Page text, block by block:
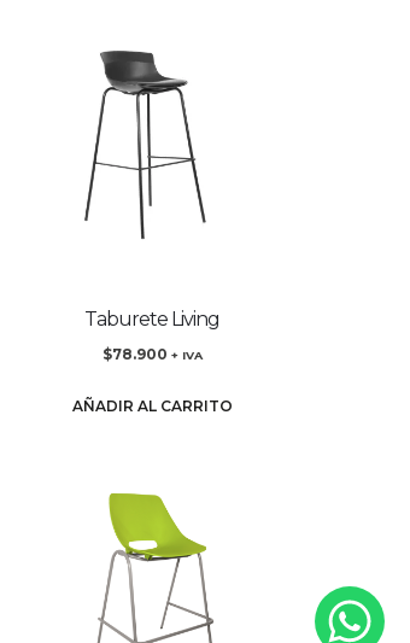
Taburete Living
$78.900 + IVA
AÑADIR AL CARRITO